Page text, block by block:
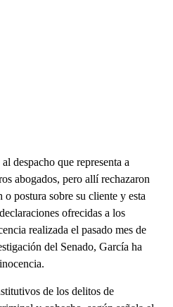
despacho que representa a
abogados, pero allí rechazaron
postura sobre su cliente y esta
ofrecidas a los
realizada el pasado mes de
del Senado, García ha
de los delitos de